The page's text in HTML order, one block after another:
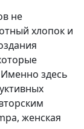
не
хлопок и
здесь
женская